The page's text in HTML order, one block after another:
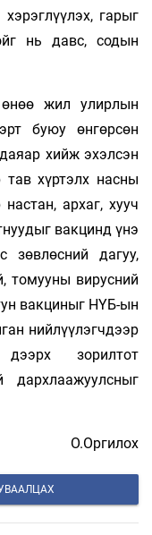
гарыг
нь давс, содын
жил улирлын
буюу өнгөрсөн
хийж эхэлсэн
хүртэлх насны
архаг, хууч
вакцинд үнэ
зөвлөсний дагуу,
томууны вирусний
вакциныг НҮБ-ын
нийлүүлэгчдээр
зорилтот
дархлаажуулсныг
О.Оргилох